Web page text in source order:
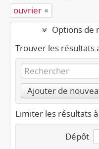
ouvrier
Options de
Trouver les résultats
Ajouter de
Limiter les résultats
Dépôt